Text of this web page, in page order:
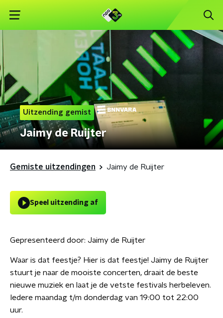
Uitzending gemist
Jaimy de Ruijter
Gemiste uitzendingen Jaimy de Ruijter
Speel uitzending af
Gepresenteerd door: Jaimy de Ruijter
Waar is dat feestje? Hier is dat feestje! Jaimy de Ruijter
stuurt je naar de mooiste concerten, draait de beste
nieuwe muziek en laat je de vetste festivals herbeleven.
Iedere maandag t/m donderdag van 19:00 tot 22:00
uur.